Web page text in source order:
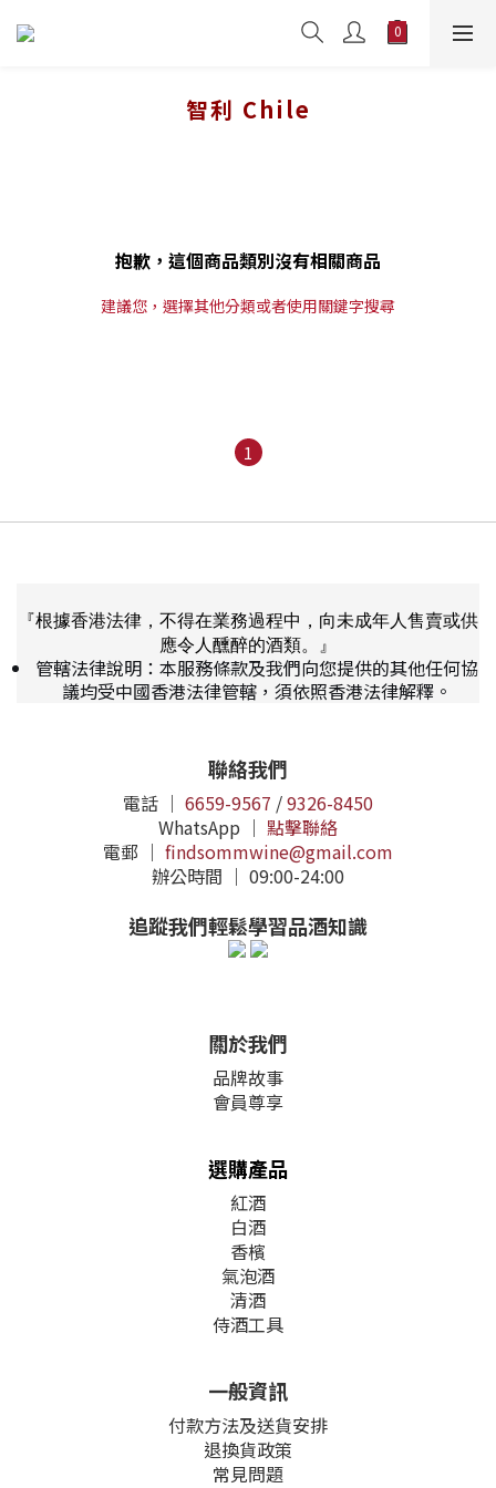
智利 Chile
抱歉，這個商品類別沒有相關商品
建議您，選擇其他分類或者使用關鍵字搜尋
1
『根據香港法律，不得在業務過程中，向未成年人售賣或供
應令人醺醉的酒類。』
管轄法律說明：本服務條款及我們向您提供的其他任何協
議均受中國香港法律管轄，須依照香港法律解釋。
聯絡我們
電話 ｜ 6659-9567 /9326-8450
WhatsApp ｜ 點擊聯絡
電郵 ｜ findsommwine@gmail.com
辦公時間 ｜ 09:00-24:00
追蹤我們輕鬆學習品酒知識
關於我們
品牌故事
會員尊享
選購產品
紅酒
白酒
香檳
氣泡酒
清酒
侍酒工具
一般資訊
付款方法及送貨安排
退換貨政策
常見問題